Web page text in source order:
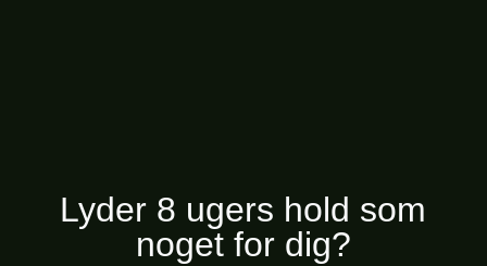
Lyder 8 ugers hold som
noget for dig?